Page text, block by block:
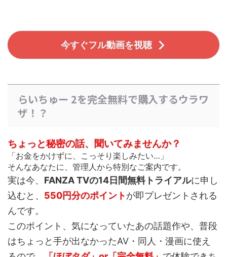
今すぐフル動画を視聴
らいちゅー 2を完全無料で購入するウラワ
ザ！？
ちょっと秘密の話、聞いてみませんか？
「お金をかけずに、こっそり楽しみたい…」
そんなあなたに、管理人から特別なご案内です。
実は今、 FANZA TVの14日間無料トライアルに申し
込むと、 550円分のポイントが即プレゼントされる
んです。
このポイント、 気になっていたあの話題作や、普段
はちょっと手が出なかったAV・同人・漫画に使え